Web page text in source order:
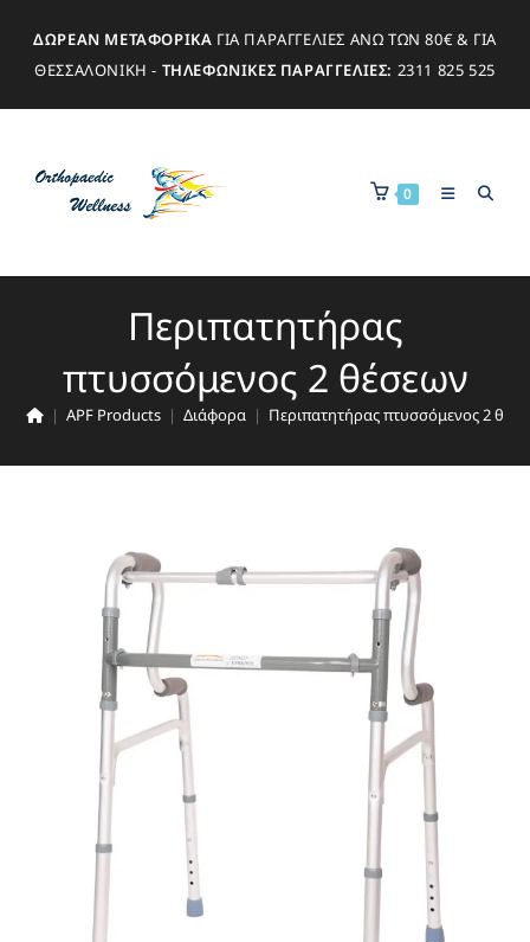
ΔΩΡΕΑΝ ΜΕΤΑΦΟΡΙΚΑ ΓΙΑ ΠΑΡΑΓΓΕΛΙΕΣ ΑΝΩ ΤΩΝ 80€ & ΓΙΑ
ΘΕΣΣΑΛΟΝΙΚΗ - ΤΗΛΕΦΩΝΙΚΕΣ ΠΑΡΑΓΓΕΛΙΕΣ: 2311 825 525
0
Περιπατητήρας
πτυσσόμενος 2 θέσεων
| APF Products | Διάφορα | Περιπατητήρας πτυσσόμενος 2